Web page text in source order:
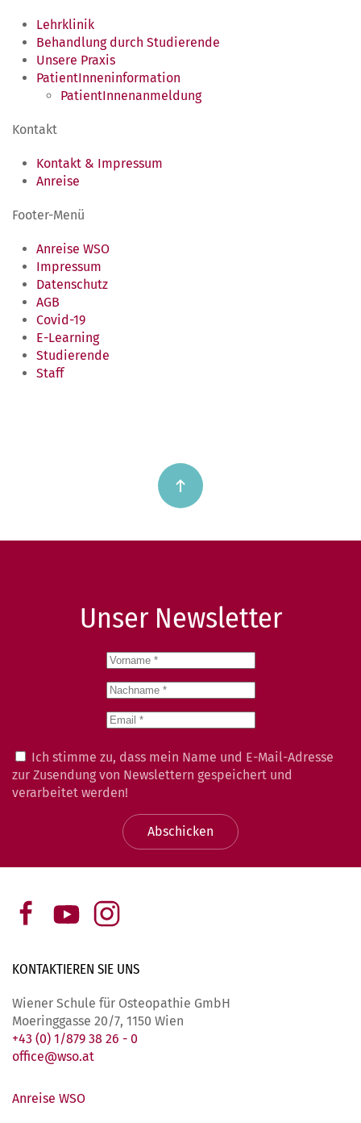
Lehrklinik
Behandlung durch Studierende
Unsere Praxis
PatientInneninformation
PatientInnenanmeldung
Kontakt
Kontakt & Impressum
Anreise
Footer-Menü
Anreise WSO
Impressum
Datenschutz
AGB
Covid-19
E-Learning
Studierende
Staff
Unser Newsletter
Ich stimme zu, dass mein Name und E-Mail-Adresse
zur Zusendung von Newslettern gespeichert und
verarbeitet werden!
Abschicken
KONTAKTIEREN SIE UNS
Wiener Schule für Osteopathie GmbH
Moeringgasse 20/7, 1150 Wien
+43 (0) 1/879 38 26 - 0
office@wso.at
Anreise WSO